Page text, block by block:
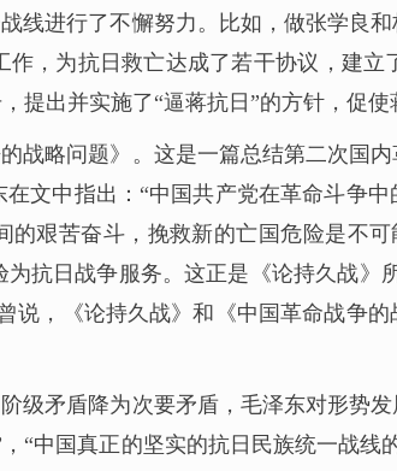
线进行了不懈努力。比如，做张学良
，为抗日救亡达成了若干协议，建
提出并实施了“逼蒋抗日”的方针，促使
战略问题》。这是一篇总结第二次国
文中指出：“中国共产党在革命斗争
的艰苦奋斗，挽救新的亡国危险是不
抗日战争服务。这正是《论持久战
说，《论持久战》和《中国革命战争
级矛盾降为次要矛盾，毛泽东对形势
“中国真正的坚实的抗日民族统一战